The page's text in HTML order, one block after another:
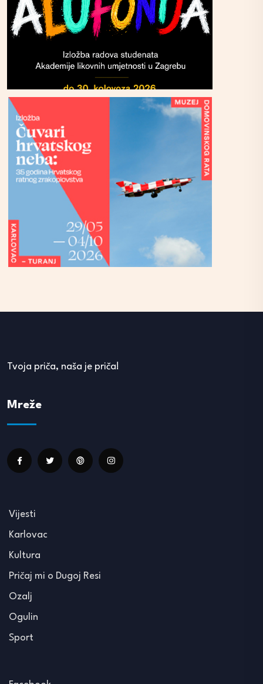
Tvoja priča, naša je priča!
Mreže
Vijesti
Karlovac
Kultura
Pričaj mi o Dugoj Resi
Ozalj
Ogulin
Sport